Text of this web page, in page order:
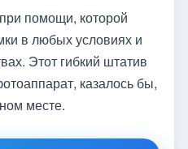
помощи, которой
в любых условиях и
Этот гибкий штатив
казалось бы,
месте.